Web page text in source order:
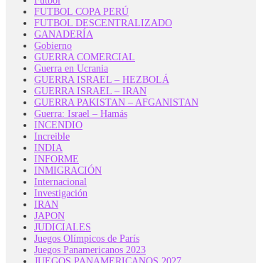
FUTBOL COPA PERÚ
FUTBOL DESCENTRALIZADO
GANADERÍA
Gobierno
GUERRA COMERCIAL
Guerra en Ucrania
GUERRA ISRAEL – HEZBOLÁ
GUERRA ISRAEL – IRAN
GUERRA PAKISTAN – AFGANISTAN
Guerra: Israel – Hamás
INCENDIO
Increible
INDIA
INFORME
INMIGRACIÓN
Internacional
Investigación
IRAN
JAPON
JUDICIALES
Juegos Olímpicos de París
Juegos Panamericanos 2023